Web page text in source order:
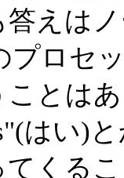
えは
プロセ
とは
はい)
てくる